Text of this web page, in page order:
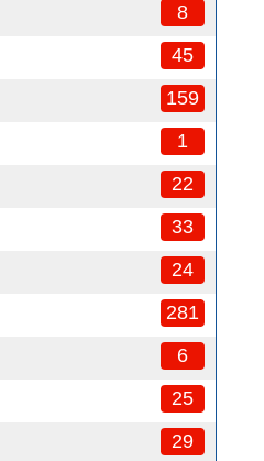
8
45
159
1
22
33
24
281
6
25
29